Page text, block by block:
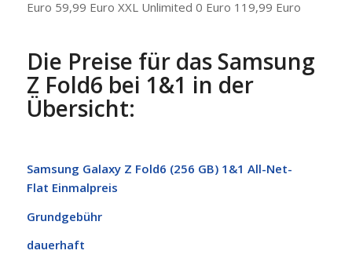
Euro 59,99 Euro XXL Unlimited 0 Euro 119,99 Euro
Die Preise für das Samsung
Z Fold6 bei 1&1 in der
Übersicht:
Samsung Galaxy Z Fold6 (256 GB) 1&1 All-Net-
Flat Einmalpreis
Grundgebühr
dauerhaft